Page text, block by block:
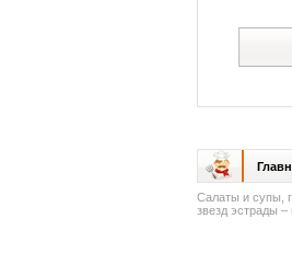
Салаты и супы,
звезд эстрады